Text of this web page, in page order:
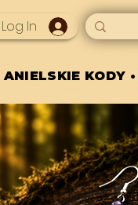
Log In
KODY
KODY